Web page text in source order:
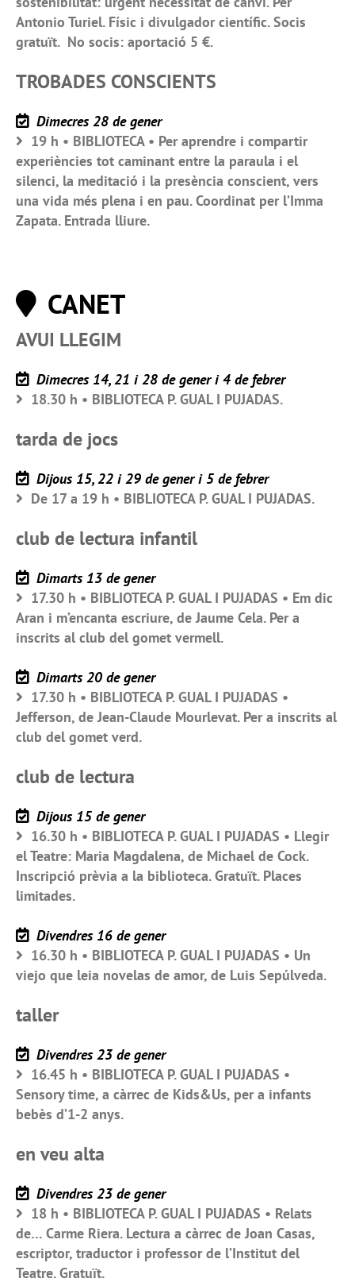
Antonio Turiel. Físic i divulgador científic. Socis
gratuït. No socis: aportació 5 €.
TROBADES CONSCIENTS
Dimecres 28 de gener
19 h • BIBLIOTECA • Per aprendre i compartir
experiències tot caminant entre la paraula i el
silenci, la meditació i la presència conscient, vers
una vida més plena i en pau. Coordinat per l’Imma
Zapata. Entrada lliure.
CANET
AVUI LLEGIM
Dimecres 14, 21 i 28 de gener i 4 de febrer
18.30 h • BIBLIOTECA P. GUAL I PUJADAS.
tarda de jocs
Dijous 15, 22 i 29 de gener i 5 de febrer
De 17 a 19 h • BIBLIOTECA P. GUAL I PUJADAS.
club de lectura infantil
Dimarts 13 de gener
17.30 h • BIBLIOTECA P. GUAL I PUJADAS • Em dic
Aran i m’encanta escriure, de Jaume Cela. Per a
inscrits al club del gomet vermell.
Dimarts 20 de gener
17.30 h • BIBLIOTECA P. GUAL I PUJADAS •
Jefferson, de Jean-Claude Mourlevat. Per a inscrits al
club del gomet verd.
club de lectura
Dijous 15 de gener
16.30 h • BIBLIOTECA P. GUAL I PUJADAS • Llegir
el Teatre: Maria Magdalena, de Michael de Cock.
Inscripció prèvia a la biblioteca. Gratuït. Places
limitades.
Divendres 16 de gener
16.30 h • BIBLIOTECA P. GUAL I PUJADAS • Un
viejo que leia novelas de amor, de Luis Sepúlveda.
taller
Divendres 23 de gener
16.45 h • BIBLIOTECA P. GUAL I PUJADAS •
Sensory time, a càrrec de Kids&Us, per a infants
bebès d’1-2 anys.
en veu alta
Divendres 23 de gener
18 h • BIBLIOTECA P. GUAL I PUJADAS • Relats
de… Carme Riera. Lectura a càrrec de Joan Casas,
escriptor, traductor i professor de l’Institut del
Teatre. Gratuït.